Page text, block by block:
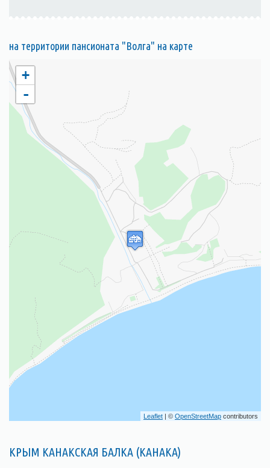
на территории пансионата "Волга" на карте
+
-
Leaflet | © OpenStreetMap contributors
КРЫМ КАНАКСКАЯ БАЛКА (КАНАКА)